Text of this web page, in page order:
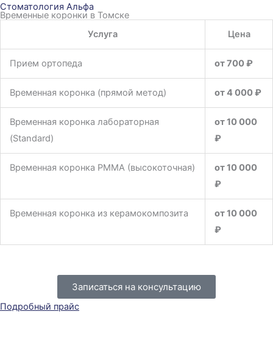
Стоматология Альфа
Временные коронки в Томске
Услуга
Цена
Прием ортопеда от 700 ₽
Временная коронка (прямой метод) от 4 000 ₽
Временная коронка лабораторная
(Standard)
от 10 000
₽
Временная коронка PMMA (высокоточная)
от 10 000
₽
Временная коронка из керамокомпозита
от 10 000
₽
Записаться на консультацию
Подробный прайс